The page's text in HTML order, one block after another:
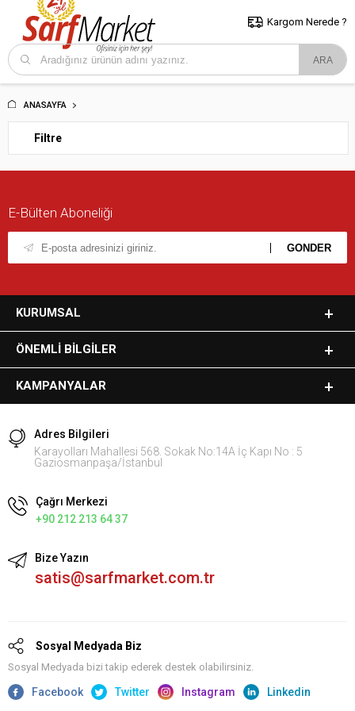
5000 TL ve Üzeri Alışverişlerde İstanbul İçi Kargo Bedava!
ve Trakya İçin Tıklayın..
Kargom Nerede ?
ANASAYFA
Filtre
E-Bülten Aboneliği
KURUMSAL
ÖNEMLI BILGILER
KAMPANYALAR
Adres Bilgileri
Karayolları Mahallesi 568. Sokak No:14A İç Kapı No : 5
Gaziosmanpaşa/İstanbul
Çağrı Merkezi
+90 212 213 64 37
Bize Yazın
satis@sarfmarket.com.tr
Sosyal Medyada Biz
Sosyal Medyada bizi takip ederek destek olabilirsiniz.
Facebook Twitter Instagram Linkedin